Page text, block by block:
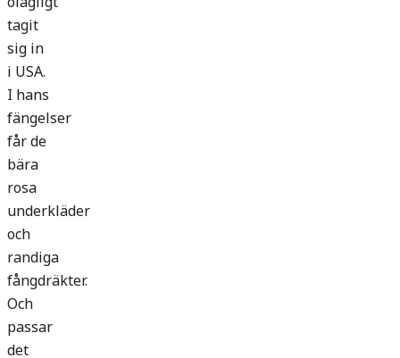
tagit
sig in
i USA.
I hans
fängelser
får de
bära
rosa
underkläder
och
randiga
fångdräkter.
Och
passar
det